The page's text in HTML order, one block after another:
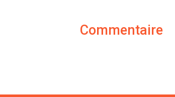
Commentaire